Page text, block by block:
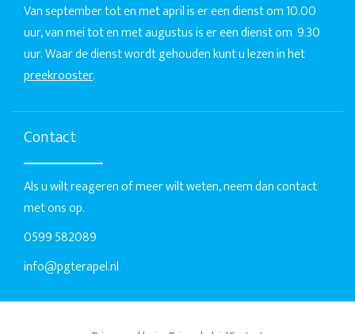
Van september tot en met april is er een dienst om 10.00
uur, van mei tot en met augustus is er een dienst om 9.30
uur. Waar de dienst wordt gehouden kunt u lezen in het
preekrooster.
Contact
Als u wilt reageren of meer wilt weten, neem dan contact
met ons op.
0599 582089
info@pgterapel.nl